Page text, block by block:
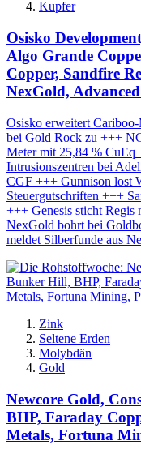
Kupfer
Osisko
Algo Grande
Copper, Sandfire
NexGold,
Osisko erweitert
bei Gold Rock zu +++
Meter mit 25,84 %
Intrusionszentren bei
CGF +++ Gunnison lost
Steuergutschriften +++
+++ Genesis sticht
NexGold bohrt bei
meldet Silberfunde aus
Zink
Seltene Erden
Molybdän
Gold
Newcore Gold,
BHP, Faraday
Metals, Fortuna